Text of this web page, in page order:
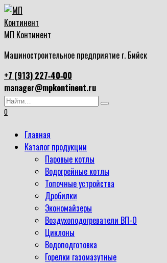
Перейти
к
содержанию
МП Континент
Машиностроительное предприятие г. Бийск
+7 (913) 227‑40‑00
manager@mpkontinent.ru
Search
for:
0
Главная
Каталог продукции
Паровые котлы
Водогрейные котлы
Топочные устройства
Дробилки
Экономайзеры
Воздухоподогреватели ВП-О
Циклоны
Водоподготовка
Горелки газомазутные